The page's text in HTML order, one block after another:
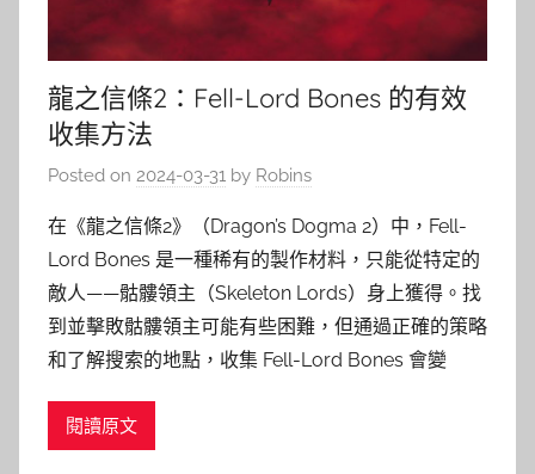
龍之信條2：Fell-Lord Bones 的有效
收集方法
Posted on 2024-03-31 by Robins
在《龍之信條2》（Dragon’s Dogma 2）中，Fell-
Lord Bones 是一種稀有的製作材料，只能從特定的
敵人——骷髏領主（Skeleton Lords）身上獲得。找
到並擊敗骷髏領主可能有些困難，但通過正確的策略
和了解搜索的地點，收集 Fell-Lord Bones 會變
閱讀原文